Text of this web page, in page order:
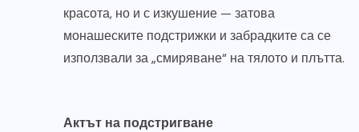
красота, но и с изкушение — затова
монашеските подстрижки и забрадките са се
използвали за „смиряване“ на тялото и плътта.
Актът на подстригване